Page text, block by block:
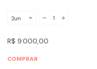
R$ 9.000,00
COMPRAR